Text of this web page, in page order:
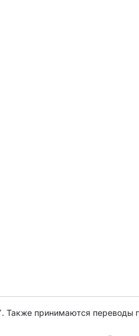
Также принимаются переводы